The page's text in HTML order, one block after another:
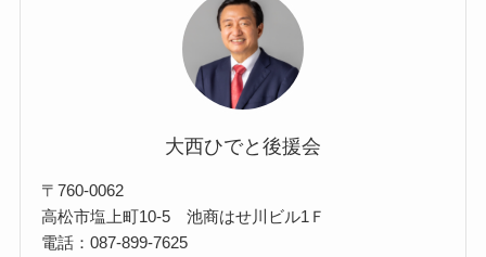
大西ひでと後援会
〒760-0062
高松市塩上町10-5 池商はせ川ビル1Ｆ
電話：087-899-7625